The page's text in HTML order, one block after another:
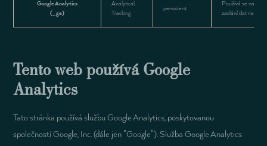
Google Analytics
(_ga)
Analytical,
Tracking
persistent
Používá se na
zaslání dat na
Tento web používá Google
Analytics
Tato stránka používá službu Google Analytics, poskytovanou
společností Google, Inc. (dále jen "Google"). Služba Google Analytics